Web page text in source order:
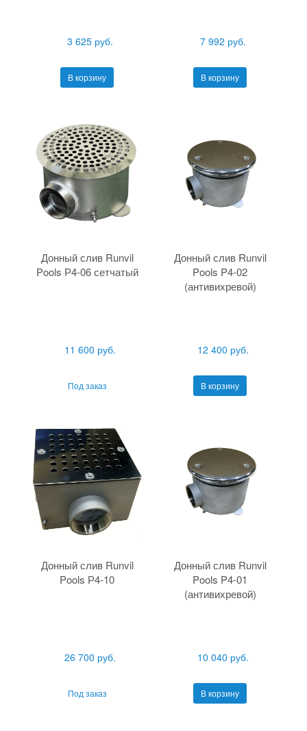
3 625 руб.
В корзину
7 992 руб.
В корзину
Донный слив Runvil
Pools Р4-06 сетчатый
11 600 руб.
Под заказ
Донный слив Runvil
Pools P4-02
(антивихревой)
12 400 руб.
В корзину
Донный слив Runvil
Pools Р4-10
26 700 руб.
Под заказ
Донный слив Runvil
Pools P4-01
(антивихревой)
10 040 руб.
В корзину